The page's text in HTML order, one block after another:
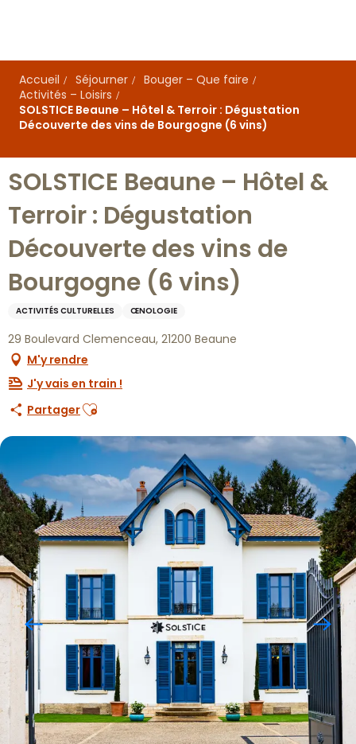
principal
Accueil
Séjourner
Bouger – Que faire
Activités – Loisirs
SOLSTICE Beaune – Hôtel & Terroir : Dégustation
Découverte des vins de Bourgogne (6 vins)
SOLSTICE Beaune – Hôtel &
Terroir : Dégustation
Découverte des vins de
Bourgogne (6 vins)
ACTIVITÉS CULTURELLES ŒNOLOGIE
29 Boulevard Clemenceau, 21200 Beaune
M'y rendre
J'y vais en train !
PartagerAjouter aux favoris